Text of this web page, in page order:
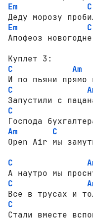
Em
C
Em
C
Апофеоз
C
Am
C
C
Am
C
Open Air мы
C
C
C